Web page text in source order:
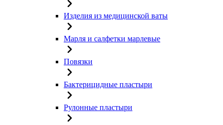
Изделия из медицинской ваты
Марля и салфетки марлевые
Повязки
Бактерицидные пластыри
Рулонные пластыри